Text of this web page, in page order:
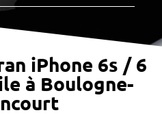
iPhone 6s / 6
à Boulogne-